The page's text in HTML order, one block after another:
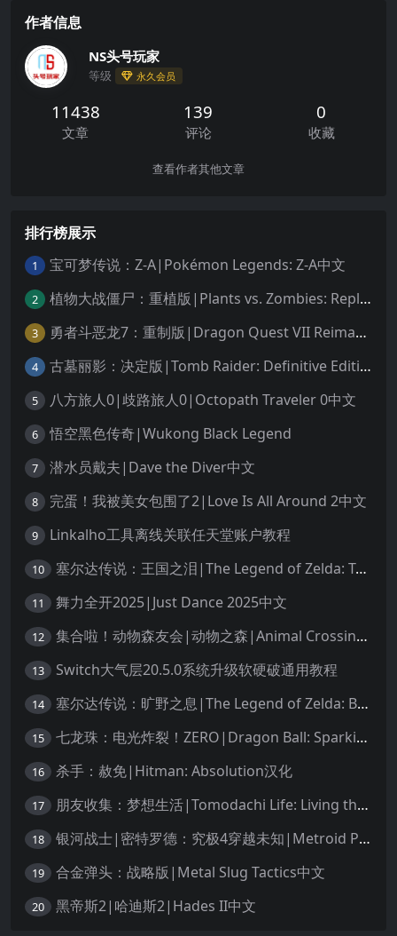
作者信息
NS头号玩家
等级 永久会员
11438
文章
139
评论
0
收藏
查看作者其他文章
排行榜展示
1 宝可梦传说：Z-A|Pokémon Legends: Z-A中文
2 植物大战僵尸：重植版|Plants vs. Zombies: Replanted中文
3 勇者斗恶龙7：重制版|Dragon Quest VII Reimagined中文
4 古墓丽影：决定版|Tomb Raider: Definitive Edition中文
5 八方旅人0|歧路旅人0|Octopath Traveler 0中文
6 悟空黑色传奇|Wukong Black Legend
7 潜水员戴夫|Dave the Diver中文
8 完蛋！我被美女包围了2|Love Is All Around 2中文
9 Linkalho工具离线关联任天堂账户教程
10 塞尔达传说：王国之泪|The Legend of Zelda: Tears of the Kingdom中文
11 舞力全开2025|Just Dance 2025中文
12 集合啦！动物森友会|动物之森|Animal Crossing: New Horizons中文
13 Switch大气层20.5.0系统升级软硬破通用教程
14 塞尔达传说：旷野之息|The Legend of Zelda: Breath of the Wild中文
15 七龙珠：电光炸裂！ZERO|Dragon Ball: Sparking! Zero中文
16 杀手：赦免|Hitman: Absolution汉化
17 朋友收集：梦想生活|Tomodachi Life: Living the Dream中文
18 银河战士|密特罗德：究极4穿越未知|Metroid Prime 4: Beyond中文
19 合金弹头：战略版|Metal Slug Tactics中文
20 黑帝斯2|哈迪斯2|Hades II中文